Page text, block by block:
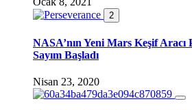
2
NASA’nın Yeni Mars Keşif Aracı
Sayım Başladı
Nisan 23, 2020